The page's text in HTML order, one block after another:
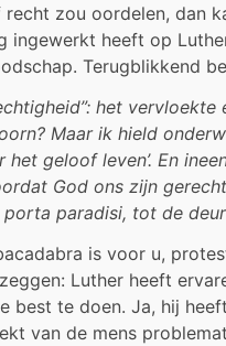
zou oordelen, dan
ingewerkt heeft op
Terugblikkend
het
Maar ik hield
het geloof leven’. En
God ons zijn
paradisi, tot de
is voor u,
Luther heeft
best te doen. Ja, hij
van de mens